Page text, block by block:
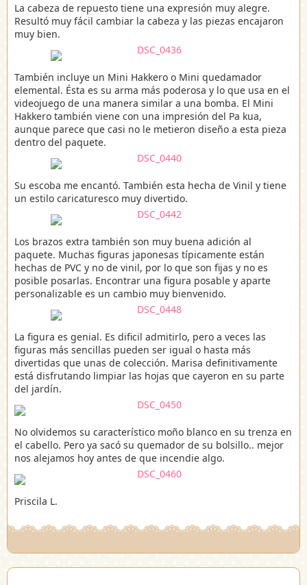
La cabeza de repuesto tiene una expresión muy alegre.
Resultó muy fácil cambiar la cabeza y las piezas encajaron
muy bien.
También incluye un Mini Hakkero o Mini quedamador
elemental. Ésta es su arma más poderosa y lo que usa en el
videojuego de una manera similar a una bomba. El Mini
Hakkero también viene con una impresión del Pa kua,
aunque parece que casi no le metieron diseño a esta pieza
dentro del paquete.
Su escoba me encantó. También esta hecha de Vinil y tiene
un estilo caricaturesco muy divertido.
Los brazos extra también son muy buena adición al
paquete. Muchas figuras japonesas típicamente están
hechas de PVC y no de vinil, por lo que son fijas y no es
posible posarlas. Encontrar una figura posable y aparte
personalizable es un cambio muy bienvenido.
La figura es genial. Es dificil admitirlo, pero a veces las
figuras más sencillas pueden ser igual o hasta más
divertidas que unas de colección. Marisa definitivamente
está disfrutando limpiar las hojas que cayeron en su parte
del jardín.
No olvidemos su característico moño blanco en su trenza en
el cabello. Pero ya sacó su quemador de su bolsillo.. mejor
nos alejamos hoy antes de que incendie algo.
Priscila L.